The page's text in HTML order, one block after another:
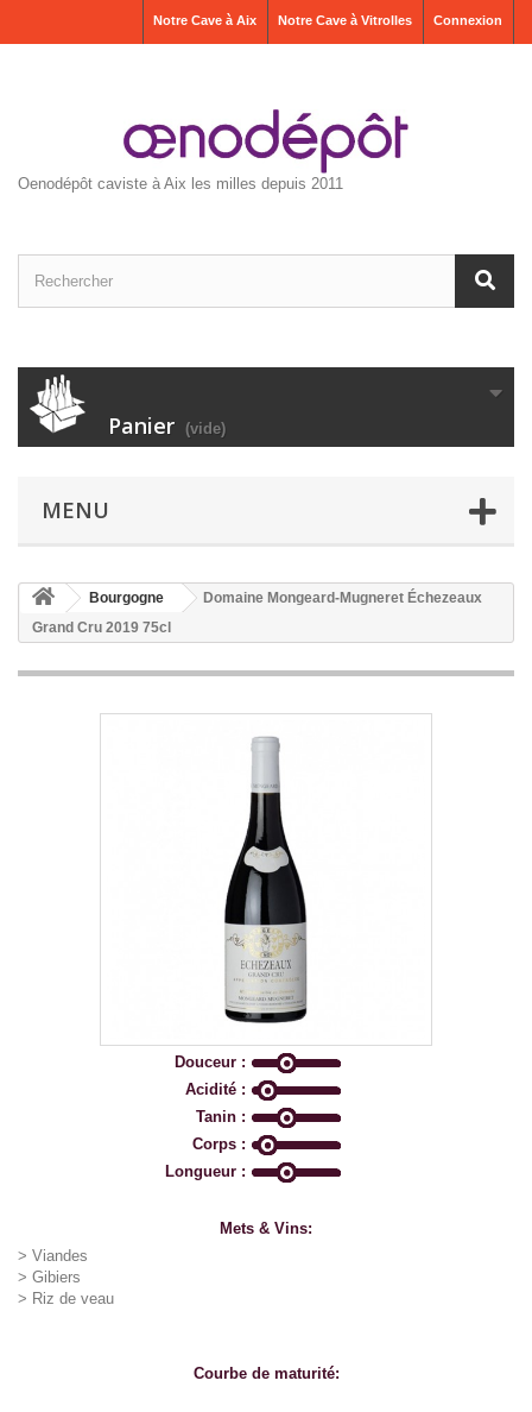
Connexion
Notre Cave à Vitrolles
Notre Cave à Aix
Oenodépôt caviste à Aix les milles depuis 2011
Panier (vide)
MENU
Bourgogne
Domaine Mongeard-Mugneret Échezeaux
Grand Cru 2019 75cl
Douceur :
Acidité :
Tanin :
Corps :
Longueur :
Mets & Vins:
> Viandes
> Gibiers
> Riz de veau
Courbe de maturité: